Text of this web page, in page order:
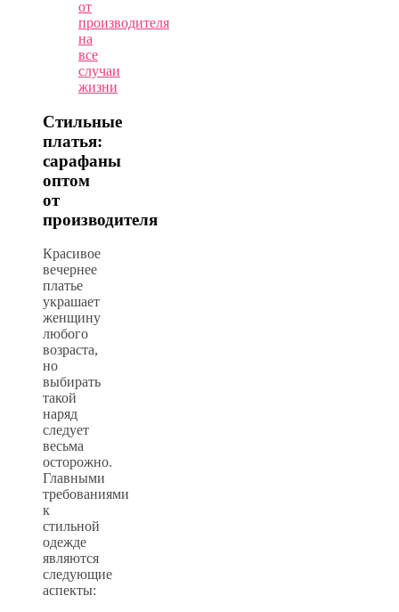
от
производителя
на
все
случаи
жизни
Стильные
платья:
сарафаны
оптом
от
производителя
Красивое
вечернее
платье
украшает
женщину
любого
возраста,
но
выбирать
такой
наряд
следует
весьма
осторожно.
Главными
требованиями
к
стильной
одежде
являются
следующие
аспекты: